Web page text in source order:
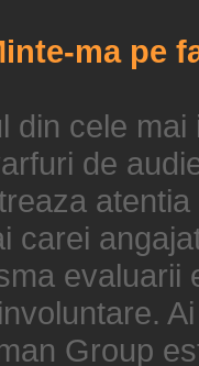
ma pe
din cele
de
carei
evaluarii
Group